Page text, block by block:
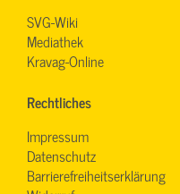
SVG-Wiki
Mediathek
Kravag-Online
Rechtliches
Impressum
Datenschutz
Barrierefreiheitserklärung